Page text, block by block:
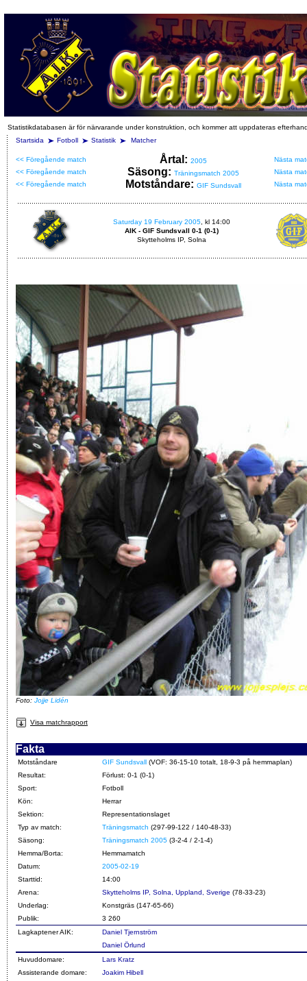
Statistikdatabasen är för närvarande under konstruktion, och kommer att uppdateras
Startsida
Fotboll Statistik Matcher
<< Föregående match Årtal: 2005
Nästa
<< Föregående match
Säsong: Träningsmatch 2005
Nästa
<< Föregående match
Motståndare: GIF Sundsvall Nästa
Saturday 19 February 2005 , kl 14:00
AIK - GIF Sundsvall 0-1 (0-1)
Skytteholms IP, Solna
Foto: Jojje Lidén
Visa matchrapport
Fakta
Motståndare GIF Sundsvall (VOF: 36-15-10 totalt, 18-9-3 på hemmaplan)
Resultat:
Förlust: 0-1 (0-1)
Sport:
Fotboll
Kön:
Herrar
Sektion:
Representationslaget
Typ av match:
Träningsmatch (297-99-122 / 140-48-33)
Säsong:
Träningsmatch 2005 (3-2-4 / 2-1-4)
Hemma/Borta:
Hemmamatch
Datum:
2005-02-19
Starttid:
14:00
Arena:
Skytteholms IP, Solna, Uppland, Sverige (78-33-23)
Underlag:
Konstgräs (147-65-66)
Publik:
3 260
Lagkaptener AIK:
Daniel Tjernström
Daniel Örlund
Huvuddomare:
Lars Kratz
Assisterande domare:
Joakim Hibell